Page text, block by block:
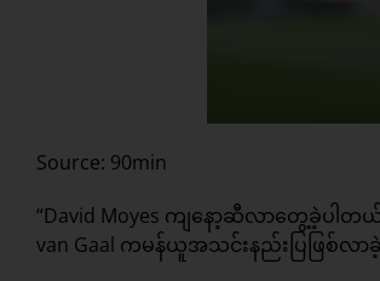
Source: 90min
“David Moyes ကျနော့ဆီလာတွေ့ခဲ့ပါတယ်
van Gaal ကမန်ယူအသင်းနည်းပြဖြစ်လ